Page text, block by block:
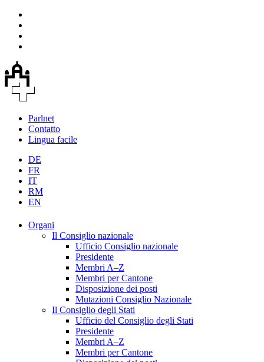
Parlnet
Contatto
Lingua facile
DE
FR
IT
RM
EN
Organi
Il Consiglio nazionale
Ufficio Consiglio nazionale
Presidente
Membri A–Z
Membri per Cantone
Disposizione dei posti
Mutazioni Consiglio Nazionale
Il Consiglio degli Stati
Ufficio del Consiglio degli Stati
Presidente
Membri A–Z
Membri per Cantone